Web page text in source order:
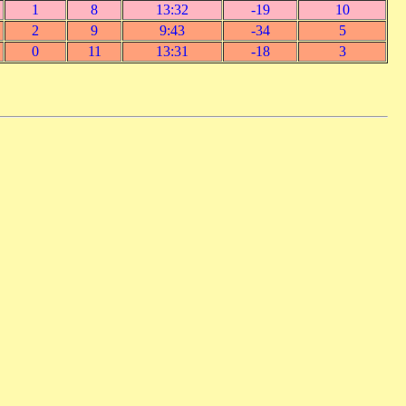
1 8 13:32 -19
10
2 9 9:43 -34
5
0 11 13:31 -18 3